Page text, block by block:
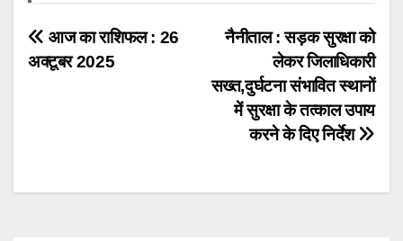
Post
navigation
नैनीताल : सड़क सुरक्षा को
लेकर जिलाधिकारी
सख्त,दुर्घटना संभावित स्थानों
में सुरक्षा के तत्काल उपाय
करने के दिए निर्देश
आज का राशिफल : 26
अक्टूबर 2025